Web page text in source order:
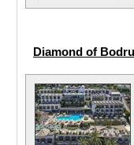
Diamond of